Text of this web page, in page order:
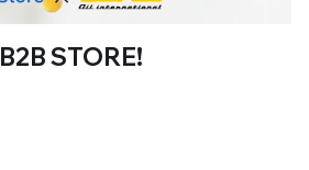
لوبريكو الآن على B2B STORE!